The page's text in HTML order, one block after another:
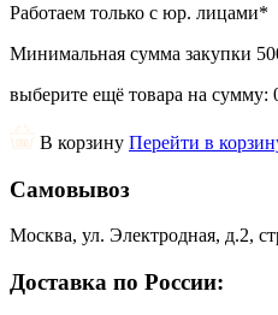
Работаем только с юр. лицами*
Минимальная сумма закупки
выберите ещё товара на сумму:
В корзину Перейти в
Самовывоз
Москва, ул. Электродная, д.2,
Доставка по России: